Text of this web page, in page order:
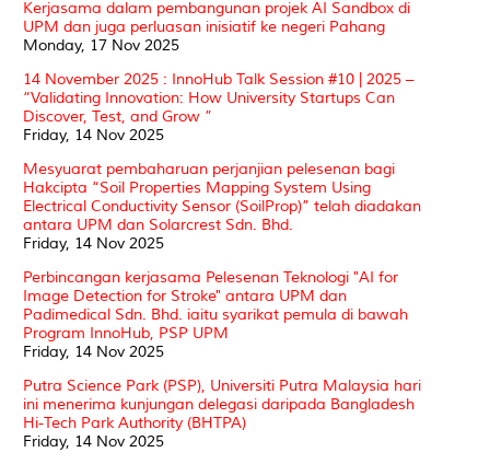
Kerjasama dalam pembangunan projek AI Sandbox di
UPM dan juga perluasan inisiatif ke negeri Pahang
Monday, 17 Nov 2025
14 November 2025 : InnoHub Talk Session #10 | 2025 –
“Validating Innovation: How University Startups Can
Discover, Test, and Grow ”
Friday, 14 Nov 2025
Mesyuarat pembaharuan perjanjian pelesenan bagi
Hakcipta “Soil Properties Mapping System Using
Electrical Conductivity Sensor (SoilProp)” telah diadakan
antara UPM dan Solarcrest Sdn. Bhd.
Friday, 14 Nov 2025
Perbincangan kerjasama Pelesenan Teknologi "AI for
Image Detection for Stroke" antara UPM dan
Padimedical Sdn. Bhd. iaitu syarikat pemula di bawah
Program InnoHub, PSP UPM
Friday, 14 Nov 2025
Putra Science Park (PSP), Universiti Putra Malaysia hari
ini menerima kunjungan delegasi daripada Bangladesh
Hi-Tech Park Authority (BHTPA)
Friday, 14 Nov 2025